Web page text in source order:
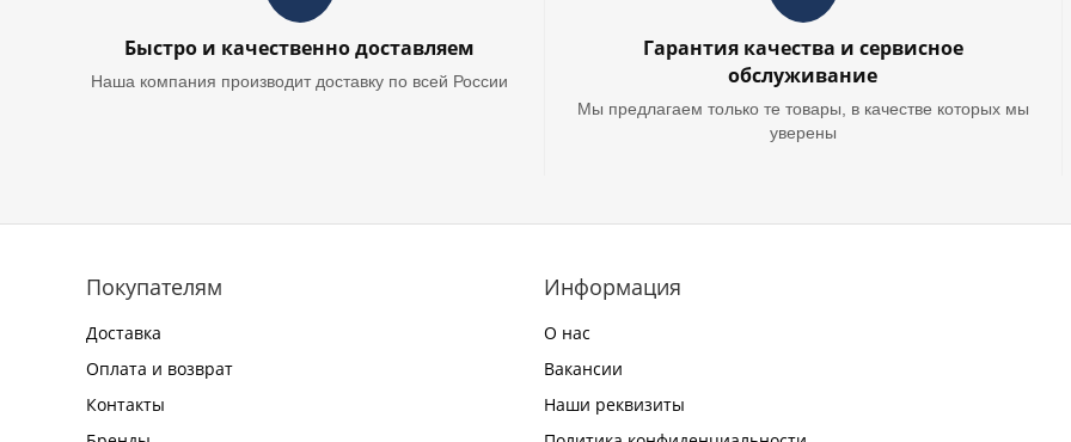
Быстро и качественно доставляем
Наша компания производит доставку по всей России
Гарантия качества и сервисное
обслуживание
Мы предлагаем только те товары, в качестве которых мы
уверены
Покупателям
Доставка
Оплата и возврат
Контакты
Информация
О нас
Вакансии
Наши реквизиты